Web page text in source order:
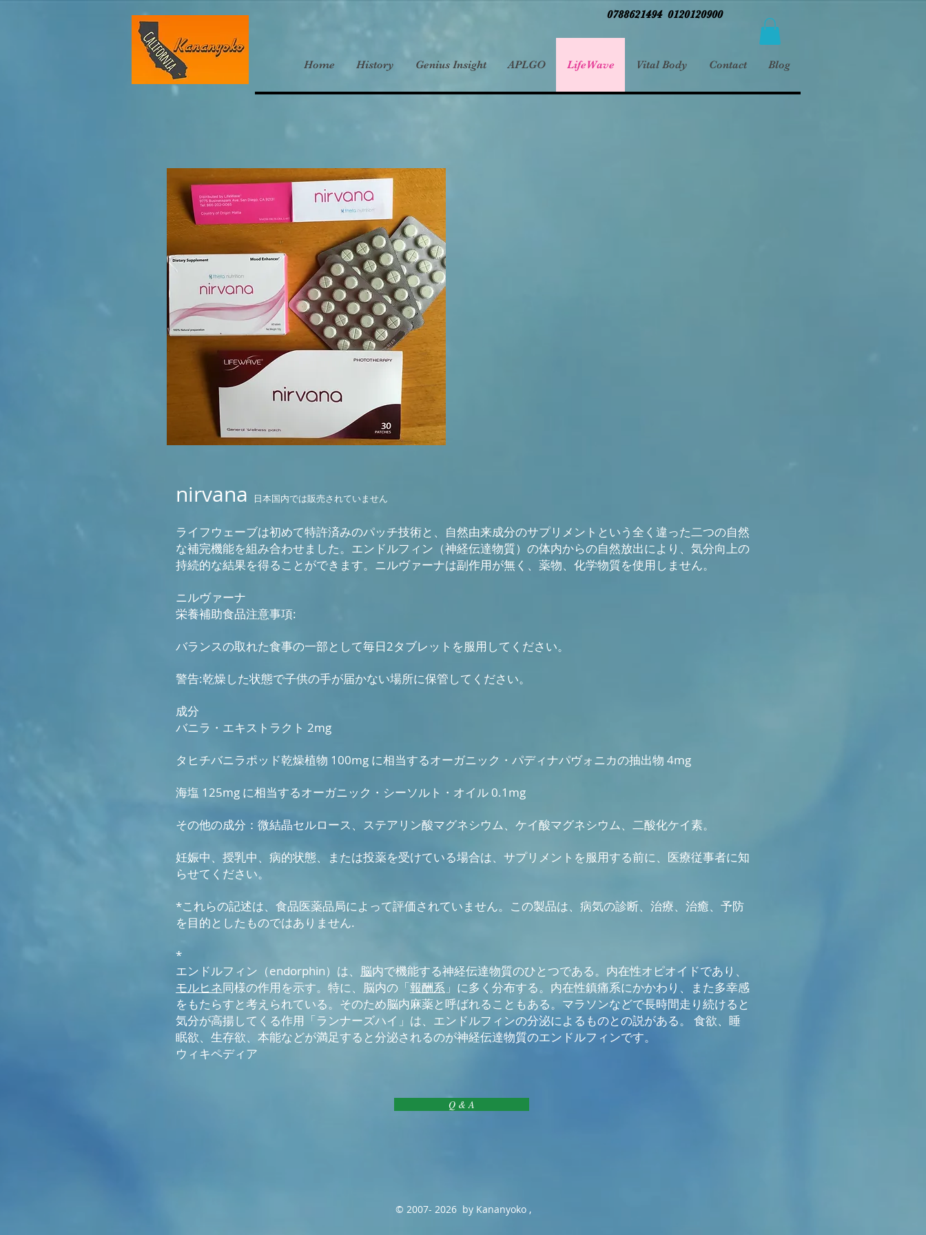
Home History Genius Insight APLGO LifeWave Vital Body Contact Blog
0788621494 0120120900
nirvana 日本国内では販売されていません
ライフウェーブは初めて特許済みのパッチ技術と、自然由来成分のサプリメントという全く違った二つの自然
な補完機能を組み合わせました。エンドルフィン（神経伝達物質）の体内からの自然放出により、気分向上の
持続的な結果を得ることができます。ニルヴァーナは副作用が無く、薬物、化学物質を使用しません。
ニルヴァーナ
栄養補助食品注意事項:
バランスの取れた食事の一部として毎日2タブレットを服用してください。
警告:乾燥した状態で子供の手が届かない場所に保管してください。
成分
バニラ・エキストラクト 2mg
タヒチバニラポッド乾燥植物 100mg に相当するオーガニック・パディナパヴォニカの抽出物 4mg
海塩 125mg に相当するオーガニック・シーソルト・オイル 0.1mg
その他の成分：微結晶セルロース、ステアリン酸マグネシウム、ケイ酸マグネシウム、二酸化ケイ素。
妊娠中、授乳中、病的状態、または投薬を受けている場合は、サプリメントを服用する前に、医療従事者に知
らせてください。
*これらの記述は、食品医薬品局によって評価されていません。この製品は、病気の診断、治療、治癒、予防
を目的としたものではありません.
*
エンドルフィン（endorphin）は、 脳内で機能する神経伝達物質のひとつである。内在性オピオイドであり、
モルヒネ同様の作用を示す。特に、脳内の「報酬系 」に多く分布する。内在性鎮痛系にかかわり、また多幸感
をもたらすと考えられている。そのため脳内麻薬と呼ばれることもある。マラソンなどで長時間走り続けると
気分が高揚してくる作用「ランナーズハイ」は、エンドルフィンの分泌によるものとの説がある。 食欲、睡
眠欲、生存欲、本能などが満足すると分泌されるのが神経伝達物質のエンドルフィンです。
ウィキペディア
Q & A
© 2007- 2026 by Kananyoko ,